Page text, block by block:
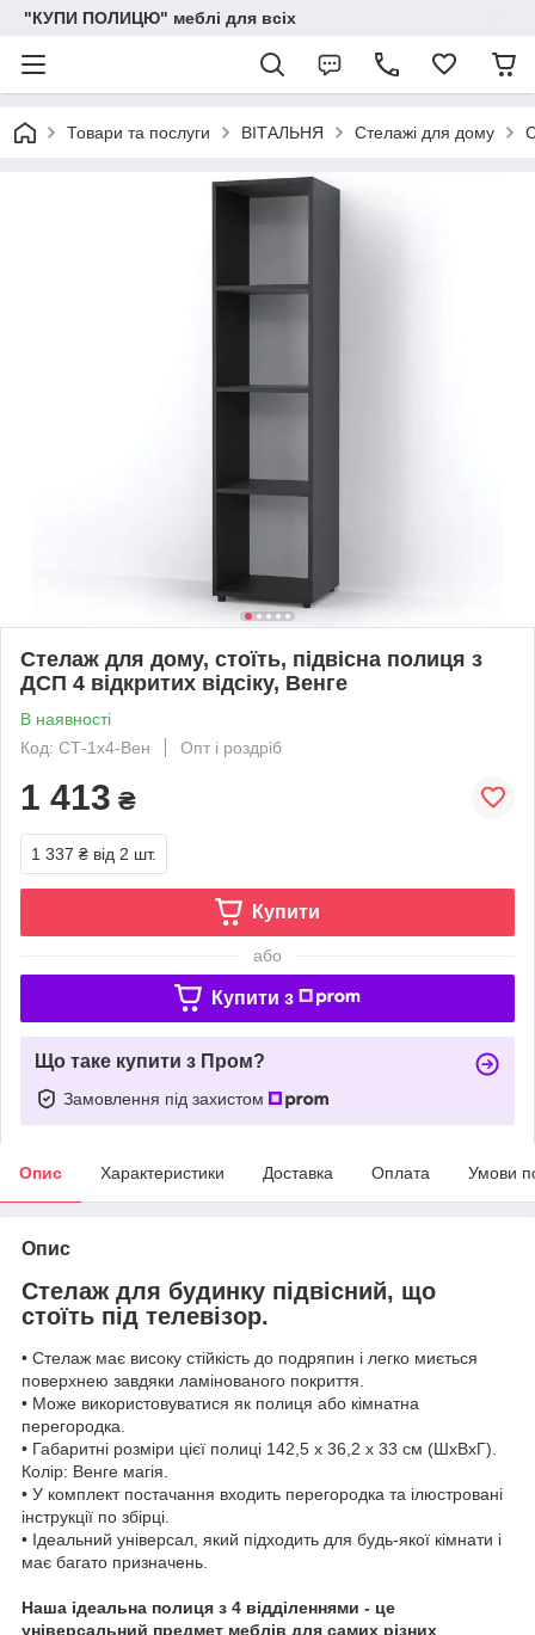
"КУПИ ПОЛИЦЮ" меблі для всіх
Товари та послуги ВІТАЛЬНЯ Стелажі для дому
Стелаж для дому, стоїть, підвісна полиця з
ДСП 4 відкритих відсіку, Венге
В наявності
Код: СТ-1х4-Вен
Опт і роздріб
1 413 ₴
1 337 ₴ від 2 шт.
Купити
або
Купити з
Що таке купити з Пром?
Замовлення під захистом
Опис Характеристики Доставка Оплата Умови
Опис
Стелаж для будинку підвісний, що
стоїть під телевізор.
• Стелаж має високу стійкість до подряпин і легко миється
поверхнею завдяки ламінованого покриття.
• Може використовуватися як полиця або кімнатна
перегородка.
• Габаритні розміри цієї полиці 142,5 х 36,2 х 33 см (ШхВхГ).
Колір: Венге магія.
• У комплект постачання входить перегородка та ілюстровані
інструкції по збірці.
• Ідеальний універсал, який підходить для будь-якої кімнати і
має багато призначень.
Наша ідеальна полиця з 4 відділеннями - це
універсальний предмет меблів для самих різних